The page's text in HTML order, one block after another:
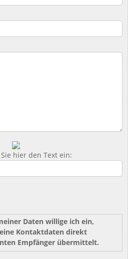
hier den Text ein:
Daten willige ich ein,
Kontaktdaten direkt
Empfänger übermittelt.